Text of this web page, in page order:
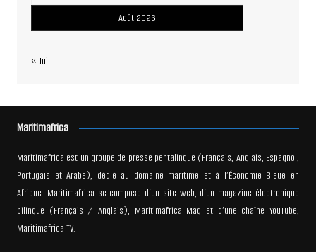
Août 2026
« Juil
Maritimafrica
Maritimafrica est un groupe de presse pentalingue (Français, Anglais, Espagnol,
Portugais et Arabe), dédié au domaine maritime et à l’Économie Bleue en
Afrique. Maritimafrica se compose d’un site web, d’un magazine électronique
bilingue (Français / Anglais), Maritimafrica Mag et d’une chaîne YouTube,
Maritimafrica TV.